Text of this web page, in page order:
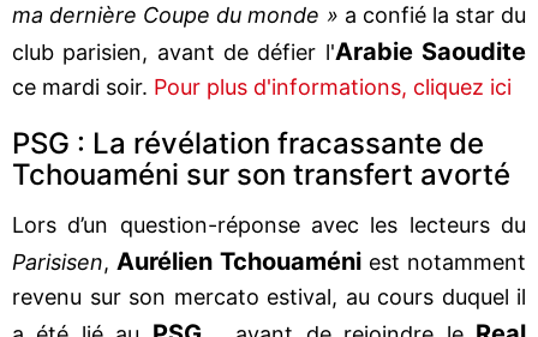
ma dernière Coupe du monde » a confié la star du
club parisien, avant de défier l'Arabie Saoudite
ce mardi soir. Pour plus d'informations, cliquez ici
PSG : La révélation fracassante de
Tchouaméni sur son transfert avorté
Lors d’un question-réponse avec les lecteurs du
Parisisen, Aurélien Tchouaméni est notamment
revenu sur son mercato estival, au cours duquel il